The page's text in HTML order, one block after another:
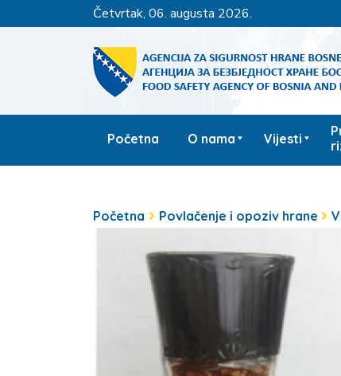
četvrtak, 06. augusta 2026.
Početna O nama Vijesti
Početna Povlačenje i opoziv hrane